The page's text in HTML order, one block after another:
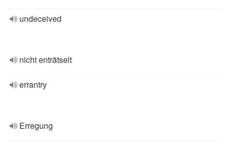
undeceived
nicht enträtselt
errantry
Erregung